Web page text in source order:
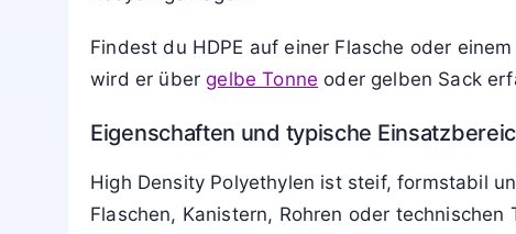
Findest du HDPE auf einer Flasche oder
wird er übergelbe Tonne oder gelben Sack
Eigenschaften und typische
High Density Polyethylen ist steif, formstabil
Flaschen, Kanistern, Rohren oder